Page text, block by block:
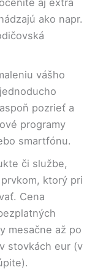
aj extra
ako napr.
vášho
pozrieť a
programy
smartfónu.
či službe,
ktorý pri
Cena
mesačne až po
stovkách eur (v